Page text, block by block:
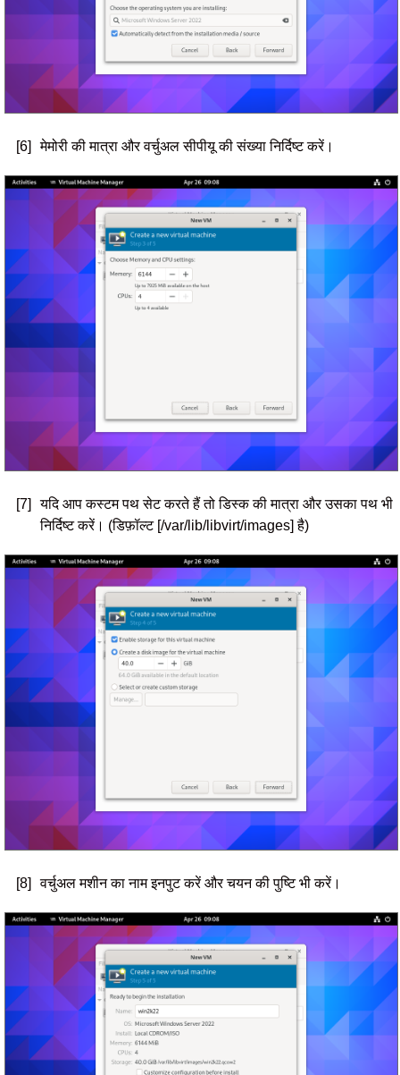
[6] मेमोरी की मात्रा और वर्चुअल सीपीयू की संख्या निर्दिष्ट करें।
[7]
यदि आप कस्टम पथ सेट करते हैं तो डिस्क की मात्रा और उसका पथ भी
निर्दिष्ट करें। (डिफ़ॉल्ट [/var/lib/libvirt/images] है)
[8] वर्चुअल मशीन का नाम इनपुट करें और चयन की पुष्टि भी करें।